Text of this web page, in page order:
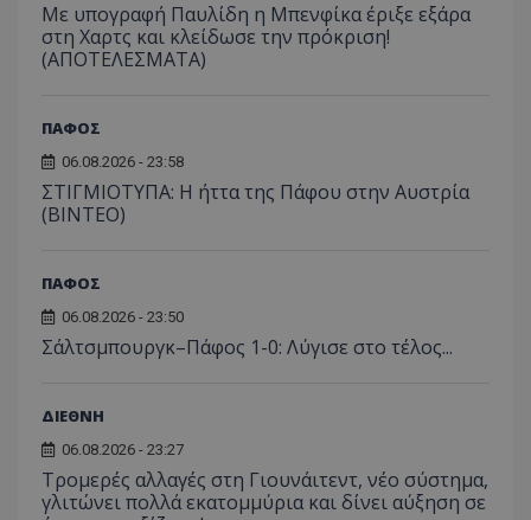
Με υπογραφή Παυλίδη η Μπενφίκα έριξε εξάρα
στη Χαρτς και κλείδωσε την πρόκριση!
(ΑΠΟΤΕΛΕΣΜΑΤΑ)
ΠΑΦΟΣ
06.08.2026 - 23:58
ΣΤΙΓΜΙΟΤΥΠΑ: Η ήττα της Πάφου στην Αυστρία
(ΒΙΝΤΕΟ)
ΠΑΦΟΣ
06.08.2026 - 23:50
Σάλτσμπουργκ–Πάφος 1-0: Λύγισε στο τέλος...
ΔΙΕΘΝΗ
06.08.2026 - 23:27
Τρομερές αλλαγές στη Γιουνάιτεντ, νέο σύστημα,
γλιτώνει πολλά εκατομμύρια και δίνει αύξηση σε